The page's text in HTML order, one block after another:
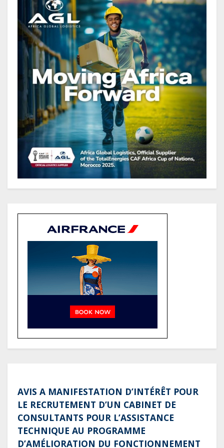
représentant 44,2 % du PIB
Gabon : Le gouvernement et la BAD
renforcent les capacités des
acteurs du secteur public pour
améliorer la performance des
projets
Gabon : Ismaël Bonkoungou, le
Directeur général en visite
d’inspection des grands chantiers
routiers d’EBOMAF BTP Gabon
dans la Ngounié
Gabon : Les paiements d’intérêts
de la dette absorbent 20 à 30 % des
recettes, tandis que le service
des recettes budgétaires
(Rapport)
Société : Vives polémiques sur
l’identité de Bombé Marcel auprès
de la communauté Babongo
positionnement de partenaire de
référence pour les grands projets
industriels et d’infrastructures du
pays
AVIS A MANIFESTATION D’INTÉRÊT POUR
LE RECRUTEMENT D’UN CABINET DE
CONSULTANTS POUR L’ASSISTANCE
TECHNIQUE AU PROGRAMME
D’AMÉLIORATION DU FONCTIONNEMENT